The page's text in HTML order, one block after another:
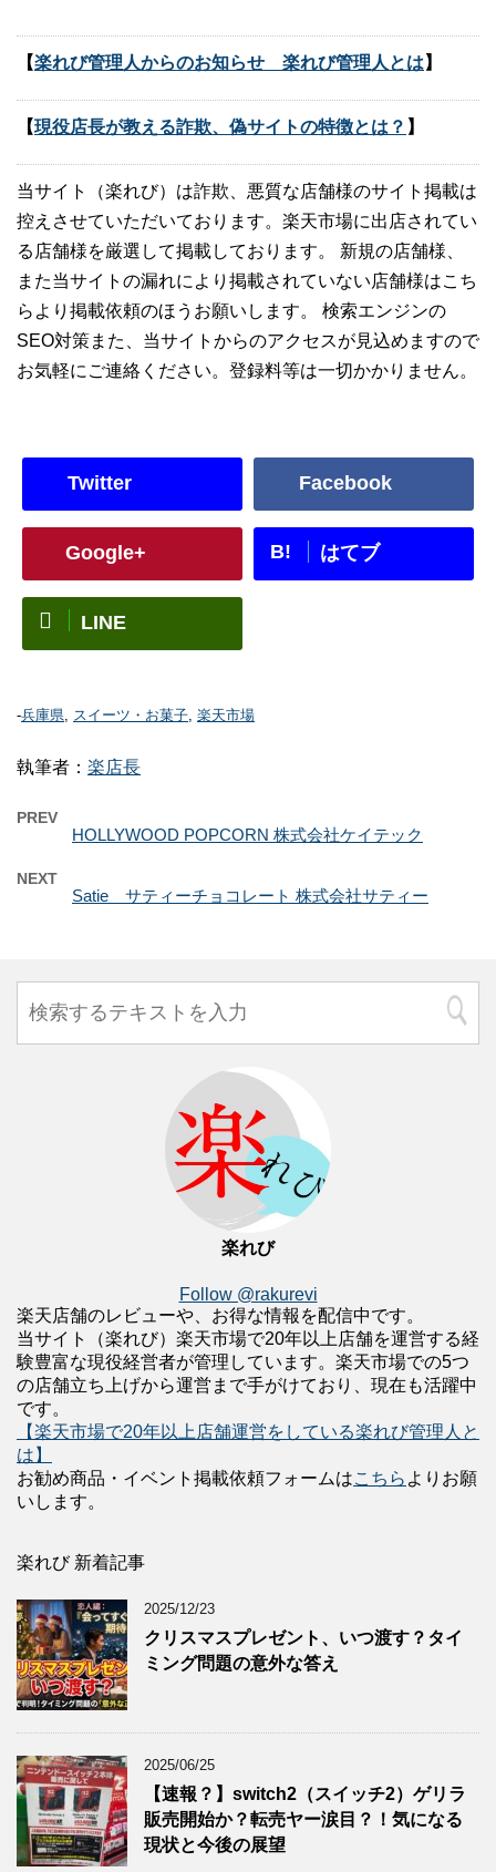
【楽れび管理人からのお知らせ 楽れび管理人とは 】
【現役店長が教える詐欺、偽サイトの特徴とは？ 】
当サイト（楽れび）は詐欺、悪質な店舗様のサイト掲載は
控えさせていただいております。楽天市場に出店されてい
る店舗様を厳選して掲載しております。 新規の店舗様、
また当サイトの漏れにより掲載されていない店舗様はこち
らより掲載依頼のほうお願いします。 検索エンジンの
SEO対策また、当サイトからのアクセスが見込めますので
お気軽にご連絡ください。登録料等は一切かかりません。
Twitter Facebook
Google+ B! はてブ
LINE
-兵庫県, スイーツ・お菓子, 楽天市場
執筆者： 楽店長
PREV
HOLLYWOOD POPCORN 株式会社ケイテック
NEXT
Satie サティーチョコレート 株式会社サティー
楽れび
Follow @rakurevi
楽天店舗のレビューや、お得な情報を配信中です。
当サイト（楽れび）楽天市場で20年以上店舗を運営する経
験豊富な現役経営者が管理しています。楽天市場での5つ
の店舗立ち上げから運営まで手がけており、現在も活躍中
です。
【楽天市場で20年以上店舗運営をしている楽れび管理人と
は】
お勧め商品・イベント掲載依頼フォームはこちら よりお願
いします。
楽れび 新着記事
2025/12/23
クリスマスプレゼント、いつ渡す？タイ
ミング問題の意外な答え
2025/06/25
【速報？】switch2（スイッチ2）ゲリラ
販売開始か？転売ヤー涙目？！気になる
現状と今後の展望